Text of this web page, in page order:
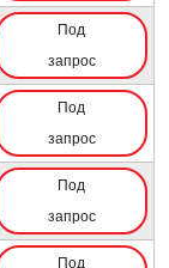
Под
запрос
Под
запрос
Под
запрос
Под